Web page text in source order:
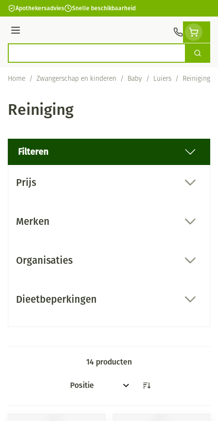
Ga naar de inhoud
Apothekersadvies Snelle beschikbaarheid
Menu
Zoek
Home / Zwangerschap en kinderen / Baby / Luiers / Reiniging
Reiniging
Filteren
Prijs
Merken
Organisaties
Dieetbeperkingen
14 producten
Sorteer op: